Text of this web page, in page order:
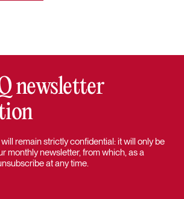
newsletter
remain strictly confidential: it will only be
monthly newsletter, from which, as a
at any time.